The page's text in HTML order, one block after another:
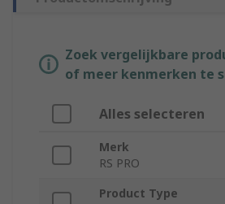
Zoek vergelijkbare
of meer kenmerken te
Alles selecteren
Merk
RS PRO
Product Type